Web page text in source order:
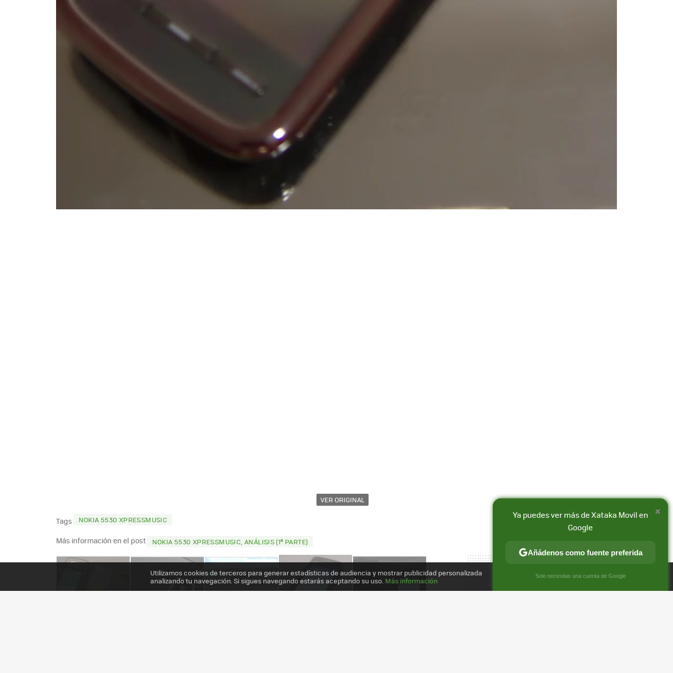
VER ORIGINAL
Compartir
FACEBOOK
X
MAIL
Tags NOKIA 5530 XPRESSMUSIC
Más información en el post NOKIA 5530 XPRESSMUSIC, ANÁLISIS (1ª PARTE)
Utilizamos cookies de terceros para generar estadísticas de audiencia y mostrar publicidad personalizada
analizando tu navegación. Si sigues navegando estarás aceptando su uso. Más información
×
Ya puedes ver más de Xataka Movil en
Google
Añádenos como fuente preferida
Solo necesitas una cuenta de Google